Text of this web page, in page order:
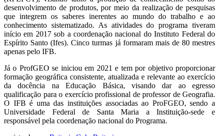
desenvolvimento de produtos, por meio da realização de pesquisas
que integrem os saberes inerentes ao mundo do trabalho e ao
conhecimento sistematizado. As atividades do programa tiveram
início em 2017 sob a coordenação nacional do Instituto Federal do
Espírito Santo (Ifes). Cinco turmas já formaram mais de 80 mestres
apenas pelo IFB.
Já o ProfGEO se iniciou em 2021 e tem por objetivo proporcionar
formação geográfica consistente, atualizada e relevante ao exercício
da docência na Educação Básica, visando dar ao egresso
qualificação para o exercício profissional de professor de Geografia.
O IFB é uma das instituições associadas ao ProFGEO, sendo a
Universidade Federal de Santa Maria a Instituição-sede e
responsável pela coordenação nacional do Programa.